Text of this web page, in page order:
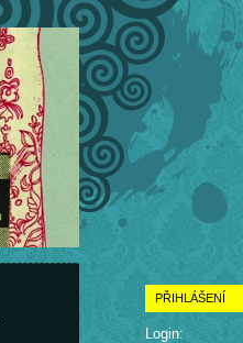
PŘIHLÁŠENÍ
Login: